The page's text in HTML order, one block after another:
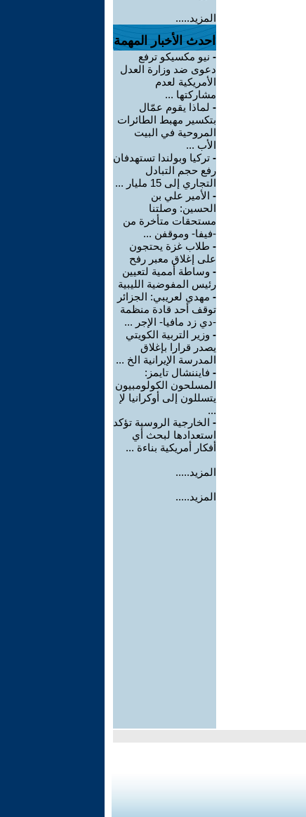
المزيد.....
احدث الأخبار المهمة
- نيو مكسيكو ترفع
دعوى ضد وزارة العدل
الأمريكية لعدم
مشاركتها ...
- لماذا يقوم عمّال
بتكسير مهبط الطائرات
المروحية في البيت
الأب ...
- تركيا وبولندا تستهدفان
رفع حجم التبادل
التجاري إلى 15 مليار ...
- الأمير علي بن
الحسين: وصلتنا
مستحقات متأخرة من
-فيفا- وموقفن ...
- طلاب غزة يحتجون
على إغلاق معبر رفح
- وساطة أممية لتعيين
رئيس المفوضية الليبية
- مهدي لعريبي: الجزائر
توقف أحد قادة منظمة
-دي زد مافيا- الإجر ...
- وزير التربية الكويتي
يصدر قرارا بإغلاق
المدرسة الإيرانية الخ ...
- فايننشال تايمز:
المسلحون الكولومبيون
يتسللون إلى أوكرانيا لإ
...
- الخارجية الروسية تؤكد
استعدادها لبحث أي
أفكار أمريكية بناءة ...
المزيد.....
المزيد.....